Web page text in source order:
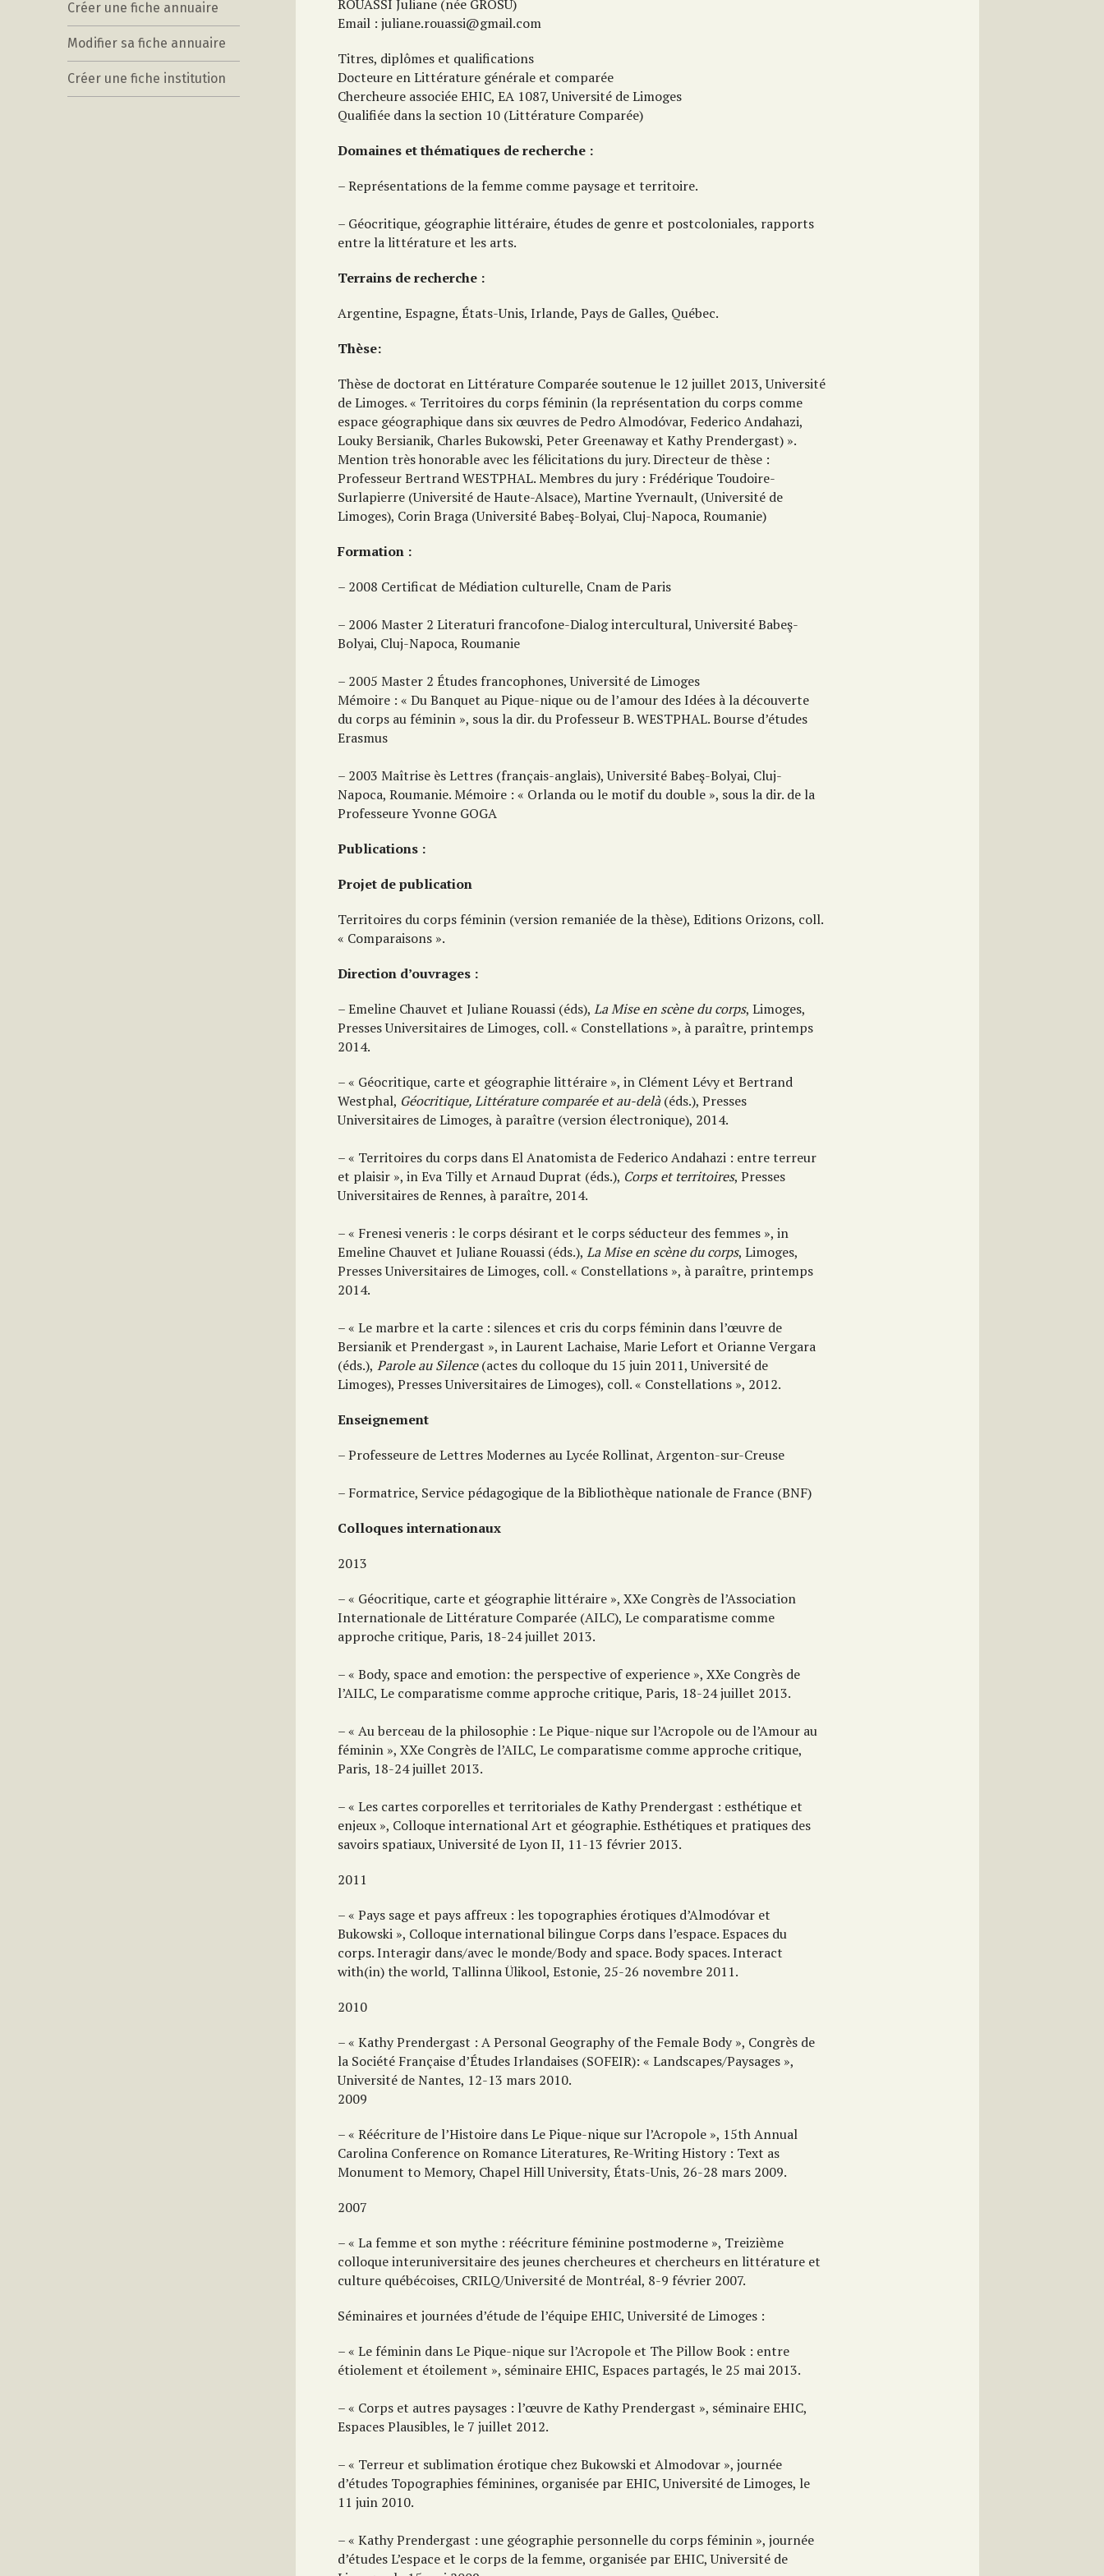
Créer une fiche annuaire
Modifier sa fiche annuaire
Créer une fiche institution
ROUASSI Juliane (née GROSU)
Email : juliane.rouassi@gmail.com
Titres, diplômes et qualifications
Docteure en Littérature générale et comparée
Chercheure associée EHIC, EA 1087, Université de Limoges
Qualifiée dans la section 10 (Littérature Comparée)
Domaines et thématiques de recherche :
– Représentations de la femme comme paysage et territoire.
– Géocritique, géographie littéraire, études de genre et postcoloniales, rapports
entre la littérature et les arts.
Terrains de recherche :
Argentine, Espagne, États-Unis, Irlande, Pays de Galles, Québec.
Thèse:
Thèse de doctorat en Littérature Comparée soutenue le 12 juillet 2013, Université
de Limoges. « Territoires du corps féminin (la représentation du corps comme
espace géographique dans six œuvres de Pedro Almodóvar, Federico Andahazi,
Louky Bersianik, Charles Bukowski, Peter Greenaway et Kathy Prendergast) ».
Mention très honorable avec les félicitations du jury. Directeur de thèse :
Professeur Bertrand WESTPHAL. Membres du jury : Frédérique Toudoire-
Surlapierre (Université de Haute-Alsace), Martine Yvernault, (Université de
Limoges), Corin Braga (Université Babeş-Bolyai, Cluj-Napoca, Roumanie)
Formation :
– 2008 Certificat de Médiation culturelle, Cnam de Paris
– 2006 Master 2 Literaturi francofone-Dialog intercultural, Université Babeş-
Bolyai, Cluj-Napoca, Roumanie
– 2005 Master 2 Études francophones, Université de Limoges
Mémoire : « Du Banquet au Pique-nique ou de l’amour des Idées à la découverte
du corps au féminin », sous la dir. du Professeur B. WESTPHAL. Bourse d’études
Erasmus
– 2003 Maîtrise ès Lettres (français-anglais), Université Babeş-Bolyai, Cluj-
Napoca, Roumanie. Mémoire : « Orlanda ou le motif du double », sous la dir. de la
Professeure Yvonne GOGA
Publications :
Projet de publication
Territoires du corps féminin (version remaniée de la thèse), Editions Orizons, coll.
« Comparaisons ».
Direction d’ouvrages :
– Emeline Chauvet et Juliane Rouassi (éds),La Mise en scène du corps, Limoges,
Presses Universitaires de Limoges, coll. « Constellations », à paraître, printemps
2014.
– « Géocritique, carte et géographie littéraire », in Clément Lévy et Bertrand
Westphal, Géocritique, Littérature comparée et au-delà(éds.), Presses
Universitaires de Limoges, à paraître (version électronique), 2014.
– « Territoires du corps dans El Anatomista de Federico Andahazi : entre terreur
et plaisir », in Eva Tilly et Arnaud Duprat (éds.), Corps et territoires, Presses
Universitaires de Rennes, à paraître, 2014.
– « Frenesi veneris : le corps désirant et le corps séducteur des femmes », in
Emeline Chauvet et Juliane Rouassi (éds.),La Mise en scène du corps, Limoges,
Presses Universitaires de Limoges, coll. « Constellations », à paraître, printemps
2014.
– « Le marbre et la carte : silences et cris du corps féminin dans l’œuvre de
Bersianik et Prendergast », in Laurent Lachaise, Marie Lefort et Orianne Vergara
(éds.), Parole au Silence(actes du colloque du 15 juin 2011, Université de
Limoges), Presses Universitaires de Limoges), coll. « Constellations », 2012.
Enseignement
– Professeure de Lettres Modernes au Lycée Rollinat, Argenton-sur-Creuse
– Formatrice, Service pédagogique de la Bibliothèque nationale de France (BNF)
Colloques internationaux
2013
– « Géocritique, carte et géographie littéraire », XXe Congrès de l’Association
Internationale de Littérature Comparée (AILC), Le comparatisme comme
approche critique, Paris, 18-24 juillet 2013.
– « Body, space and emotion: the perspective of experience », XXe Congrès de
l’AILC, Le comparatisme comme approche critique, Paris, 18-24 juillet 2013.
– « Au berceau de la philosophie : Le Pique-nique sur l’Acropole ou de l’Amour au
féminin », XXe Congrès de l’AILC, Le comparatisme comme approche critique,
Paris, 18-24 juillet 2013.
– « Les cartes corporelles et territoriales de Kathy Prendergast : esthétique et
enjeux », Colloque international Art et géographie. Esthétiques et pratiques des
savoirs spatiaux, Université de Lyon II, 11-13 février 2013.
2011
– « Pays sage et pays affreux : les topographies érotiques d’Almodóvar et
Bukowski », Colloque international bilingue Corps dans l’espace. Espaces du
corps. Interagir dans/avec le monde/Body and space. Body spaces. Interact
with(in) the world, Tallinna Ülikool, Estonie, 25-26 novembre 2011.
2010
– « Kathy Prendergast : A Personal Geography of the Female Body », Congrès de
la Société Française d’Études Irlandaises (SOFEIR): « Landscapes/Paysages »,
Université de Nantes, 12-13 mars 2010.
2009
– « Réécriture de l’Histoire dans Le Pique-nique sur l’Acropole », 15th Annual
Carolina Conference on Romance Literatures, Re-Writing History : Text as
Monument to Memory, Chapel Hill University, États-Unis, 26-28 mars 2009.
2007
– « La femme et son mythe : réécriture féminine postmoderne », Treizième
colloque interuniversitaire des jeunes chercheures et chercheurs en littérature et
culture québécoises, CRILQ/Université de Montréal, 8-9 février 2007.
Séminaires et journées d’étude de l’équipe EHIC, Université de Limoges :
– « Le féminin dans Le Pique-nique sur l’Acropole et The Pillow Book : entre
étiolement et étoilement », séminaire EHIC, Espaces partagés, le 25 mai 2013.
– « Corps et autres paysages : l’œuvre de Kathy Prendergast », séminaire EHIC,
Espaces Plausibles, le 7 juillet 2012.
– « Terreur et sublimation érotique chez Bukowski et Almodovar », journée
d’études Topographies féminines, organisée par EHIC, Université de Limoges, le
11 juin 2010.
– « Kathy Prendergast : une géographie personnelle du corps féminin », journée
d’études L’espace et le corps de la femme, organisée par EHIC, Université de